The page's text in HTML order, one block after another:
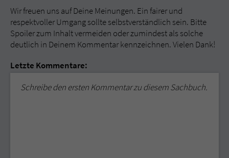
Wir freuen uns auf Deine Meinungen. Ein fairer und
respektvoller Umgang sollte selbstverständlich sein. Bitte
Spoiler zum Inhalt vermeiden oder zumindest als solche
deutlich in Deinem Kommentar kennzeichnen. Vielen Dank!
Letzte Kommentare:
Schreibe den ersten Kommentar zu diesem Sachbuch.